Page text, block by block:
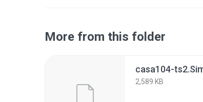
More from this folder
casa104-
2,589 KB